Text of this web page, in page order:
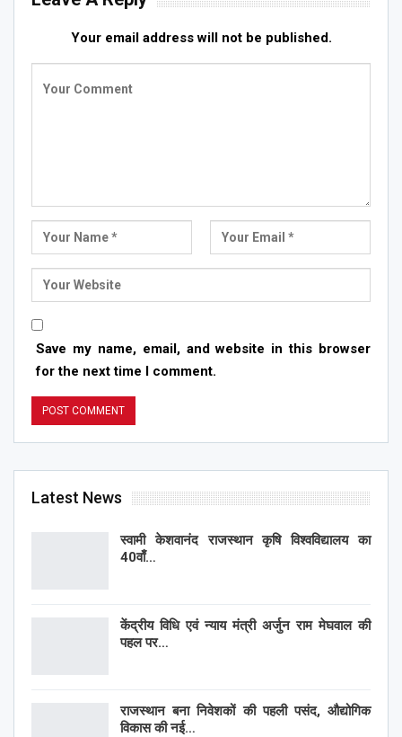
Your email address will not be published.
Save my name, email, and website in this browser
for the next time I comment.
Latest News
स्वामी केशवानंद राजस्थान कृषि विश्वविद्यालय का
40वाँ…
केंद्रीय विधि एवं न्याय मंत्री अर्जुन राम मेघवाल की
पहल पर…
राजस्थान बना निवेशकों की पहली पसंद, औद्योगिक
विकास की नई…